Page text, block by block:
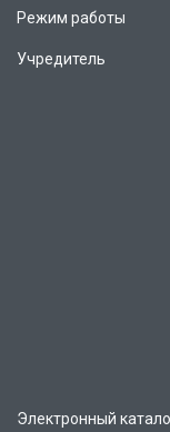
Режим работы
Учредитель
Электронный